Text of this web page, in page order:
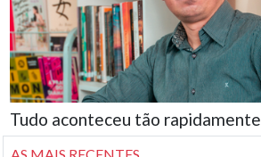
Tudo aconteceu tão rapidamente